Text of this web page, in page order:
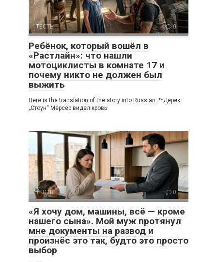
ТЕСТЫ 0
Ребёнок, который вошёл в
«Растлайн»: что нашли
мотоциклисты в комнате 17 и
почему никто не должен был
выжить
Here is the translation of the story into Russian: **Дерек
„Стоун“ Мёрсер видел кровь
ТЕСТЫ 0
«Я хочу дом, машины, всё — кроме
нашего сына». Мой муж протянул
мне документы на развод и
произнёс это так, будто это просто
выбор